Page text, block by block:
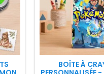
BOÎTE À